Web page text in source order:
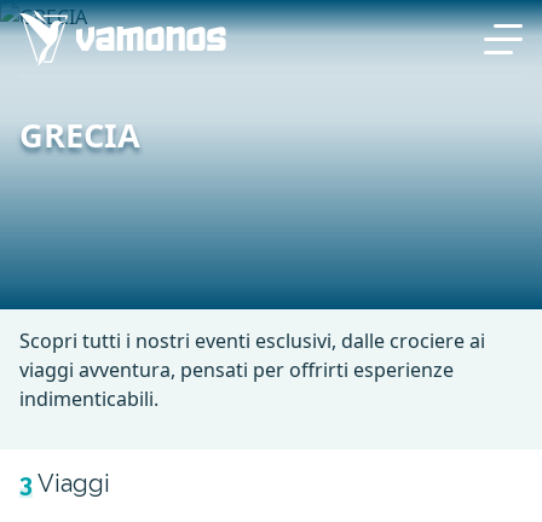
GRECIA
Scopri tutti i nostri eventi esclusivi, dalle crociere ai
viaggi avventura, pensati per offrirti esperienze
indimenticabili.
3Viaggi